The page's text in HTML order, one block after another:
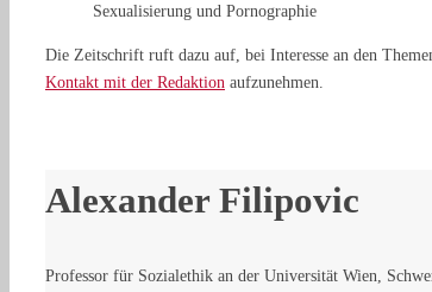
Sexualisierung und Pornographie
Die Zeitschrift ruft dazu auf, bei Interesse an den
Kontakt mit der Redaktion aufzunehmen.
Alexander Filipovic
Professor für Sozialethik an der Universität Wien,